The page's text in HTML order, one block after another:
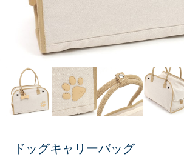
ドッグキャリーバッグ